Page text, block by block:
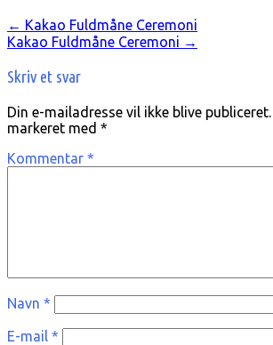
← Kakao Fuldmåne Ceremoni
Kakao Fuldmåne Ceremoni →
Skriv et svar
Din e-mailadresse vil ikke blive publiceret.
markeret med *
Kommentar *
Navn *
E-mail *